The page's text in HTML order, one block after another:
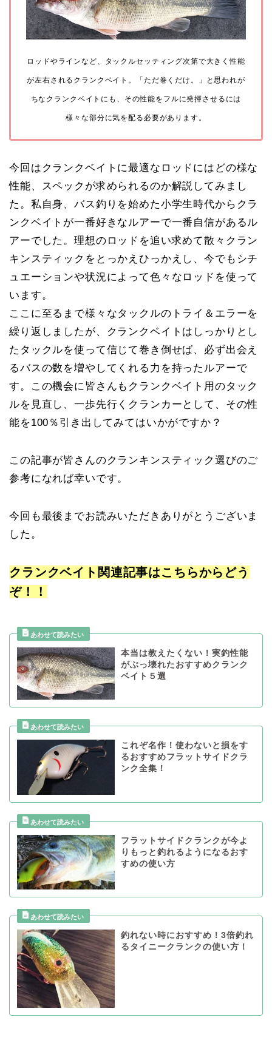
ロッドやラインなど、タックルセッティング次第で大きく性能
が左右されるクランクベイト。「ただ巻くだけ。」と思われが
ちなクランクベイトにも、その性能をフルに発揮させるには
様々な部分に気を配る必要があります。
今回はクランクベイトに最適なロッドにはどの様な
性能、スペックが求められるのか解説してみまし
た。私自身、バス釣りを始めた小学生時代からクラ
ンクベイトが一番好きなルアーで一番自信があるル
アーでした。理想のロッドを追い求めて散々クラン
キンスティックをとっかえひっかえし、今でもシチ
ュエーションや状況によって色々なロッドを使って
います。
ここに至るまで様々なタックルのトライ＆エラーを
繰り返しましたが、クランクベイトはしっかりとし
たタックルを使って信じて巻き倒せば、必ず出会え
るバスの数を増やしてくれる力を持ったルアーで
す。この機会に皆さんもクランクベイト用のタック
ルを見直し、一歩先行くクランカーとして、その性
能を100％引き出してみてはいかがですか？
この記事が皆さんのクランキンスティック選びのご
参考になれば幸いです。
今回も最後までお読みいただきありがとうございま
した。
クランクベイト関連記事はこちらからどう
ぞ！！
本当は教えたくない！実釣性能
がぶっ壊れたおすすめクランク
ベイト５選
これぞ名作！使わないと損をす
るおすすめフラットサイドクラ
ンク全集！
フラットサイドクランクが今よ
りもっと釣れるようになるおす
すめの使い方
釣れない時におすすめ！3倍釣れ
るタイニークランクの使い方！